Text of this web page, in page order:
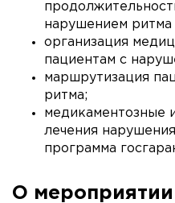
нарушением ритма
организация
пациентам с
маршрутизация
ритма;
медикаментозные
лечения
программа
О мероприятии